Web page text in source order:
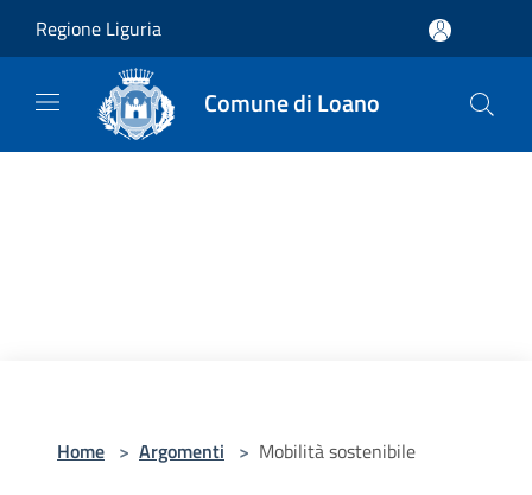
Regione Liguria
Comune di Loano
Home > Argomenti > Mobilità sostenibile